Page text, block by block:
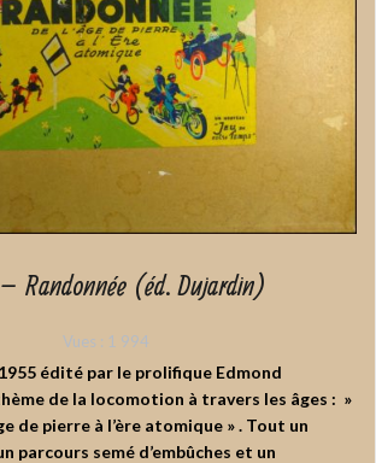
Randonnée (éd. Dujardin)
Vues : 1 994
édité par le prolifique Edmond
de la locomotion à travers les âges : »
de pierre à l’ère atomique » . Tout un
parcours semé d’embûches et un